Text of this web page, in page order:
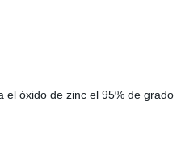
el óxido de zinc el 95% de